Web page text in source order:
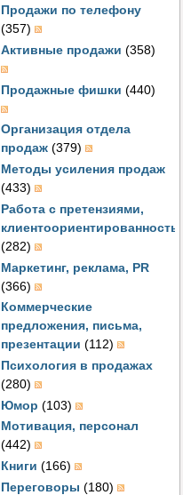
Продажи по телефону
(357)
Активные продажи (358)
Продажные фишки (440)
Организация отдела
продаж (379)
Методы усиления продаж
(433)
Работа с претензиями,
клиентоориентированность
(282)
Маркетинг, реклама, PR
(366)
Коммерческие
предложения, письма,
презентации (112)
Психология в продажах
(280)
Юмор (103)
Мотивация, персонал
(442)
Книги (166)
Переговоры (180)